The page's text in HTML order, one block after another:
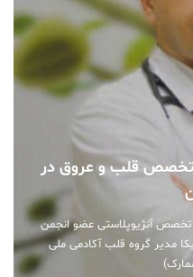
قلب و عروق در
آنژیوپلاستی عضو انجمن
مدیر گروه قلب آکادمی ملی